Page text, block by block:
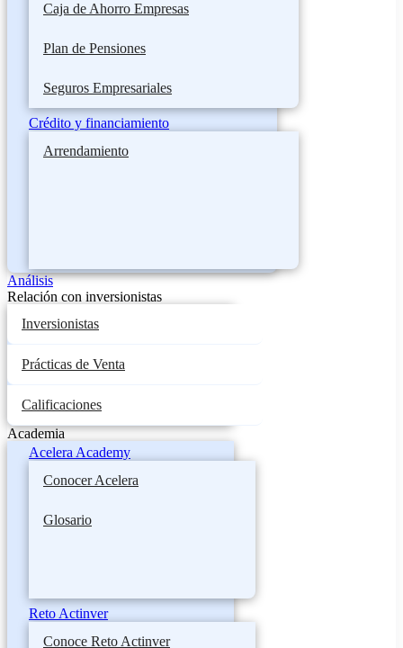
Caja de Ahorro Empresas
Plan de Pensiones
Seguros Empresariales
Crédito y financiamiento
Arrendamiento
Análisis
Relación con inversionistas
Inversionistas
Prácticas de Venta
Calificaciones
Academia
Acelera Academy
Conocer Acelera
Glosario
Reto Actinver
Conoce Reto Actinver